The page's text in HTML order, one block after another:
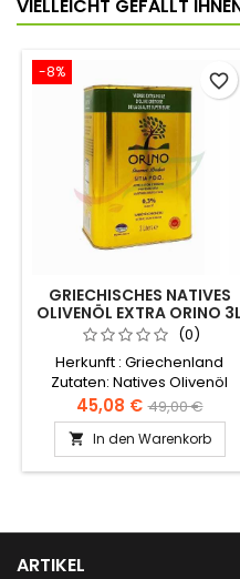
einem luftdichten Behälter
VIELLEICHT GEFÄLLT
-8%
GRIECHISCHES NATIVES
OLIVENÖL EXTRA ORINO 3L
(0)
Herkunft : Griechenland
Zutaten: Natives Olivenöl
extra, erste Kaltpressung,
Säuregehalt weniger als
0,3%.
45,08 € 49,00 €
 In den Warenkorb
favorite_border
ARTIKEL